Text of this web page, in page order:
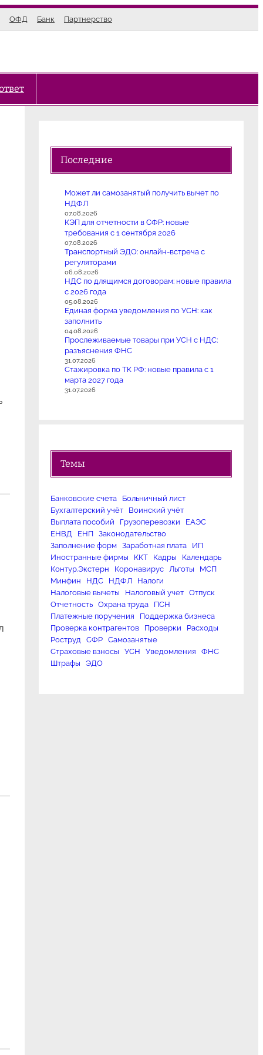
ОФД Банк Партнерство
Последние
Может ли самозанятый получить вычет по
НДФЛ
07.08.2026
КЭП для отчетности в СФР: новые
требования с 1 сентября 2026
07.08.2026
Транспортный ЭДО: онлайн-встреча с
регуляторами
06.08.2026
НДС по длящимся договорам: новые правила
с 2026 года
05.08.2026
Единая форма уведомления по УСН: как
заполнить
04.08.2026
Прослеживаемые товары при УСН с НДС:
разъяснения ФНС
31.07.2026
Стажировка по ТК РФ: новые правила с 1
марта 2027 года
31.07.2026
Темы
Банковские счета
Больничный лист
Бухгалтерский учёт
Воинский учёт
Выплата пособий
Грузоперевозки
ЕАЭС
ЕНВД
ЕНП
Законодательство
Заполнение форм
Заработная плата
ИП
Иностранные фирмы
ККТ Кадры
Календарь
Контур.Экстерн
Коронавирус Льготы
МСП
Минфин
НДС НДФЛ
Налоги
Налоговые вычеты
Налоговый учет
Отпуск
Отчетность
Охрана труда
ПСН
Платежные поручения
Поддержка бизнеса
Проверка контрагентов
Проверки
Расходы
Роструд
СФР
Самозанятые
Страховые взносы
УСН Уведомления
ФНС
Штрафы
ЭДО